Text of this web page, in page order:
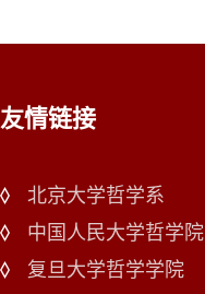
友情链接
北京大学哲学系
中国人民大学哲学院
复旦大学哲学学院